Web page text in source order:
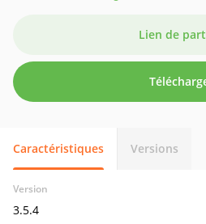
Lien de
Caractéristiques Versions
Version
3.5.4